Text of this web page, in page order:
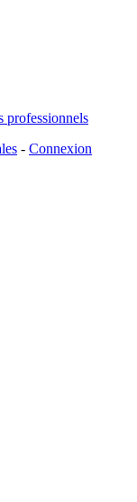
professionnels
- Connexion